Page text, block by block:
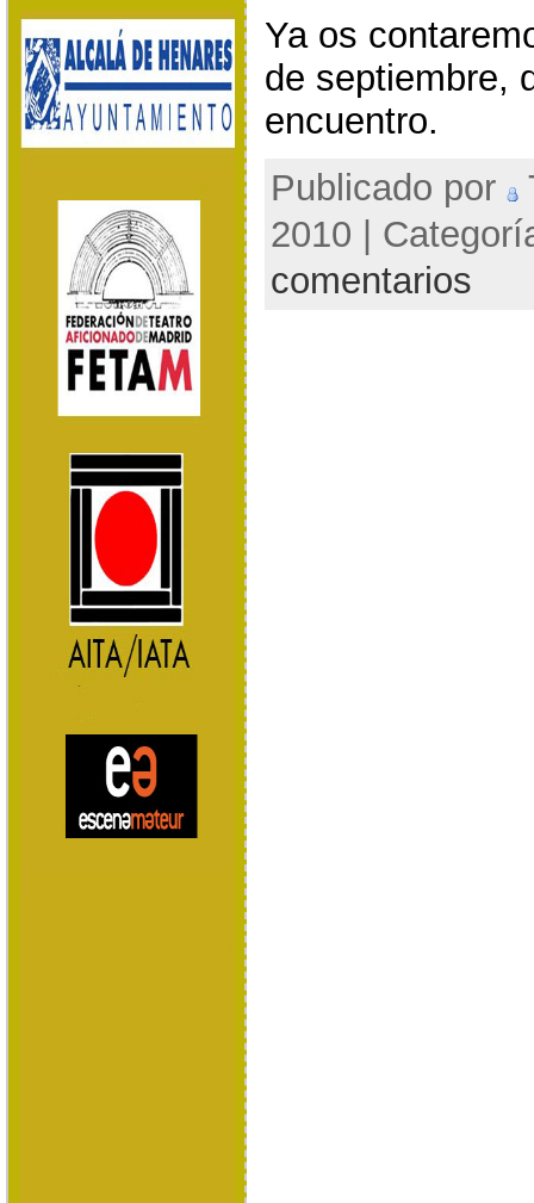
Ya os
de septiembre,
encuentro.
Publicado por
2010 |
comentarios